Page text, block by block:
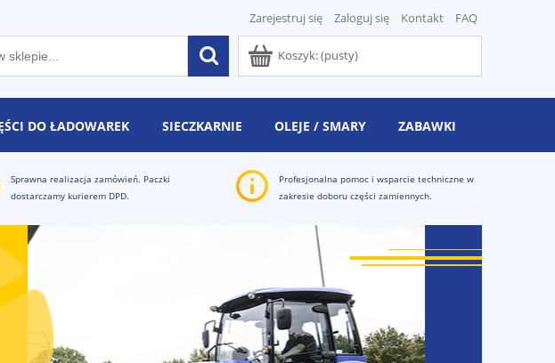
Zarejestruj się Zaloguj się Kontakt FAQ
Koszyk:(pusty)
DO ŁADOWAREK SIECZKARNIE OLEJE / SMARY ZABAWKI
Sprawna realizacja zamówień. Paczki
dostarczamy kurierem DPD.
Profesjonalna pomoc i wsparcie techniczne w
zakresie doboru części zamiennych.